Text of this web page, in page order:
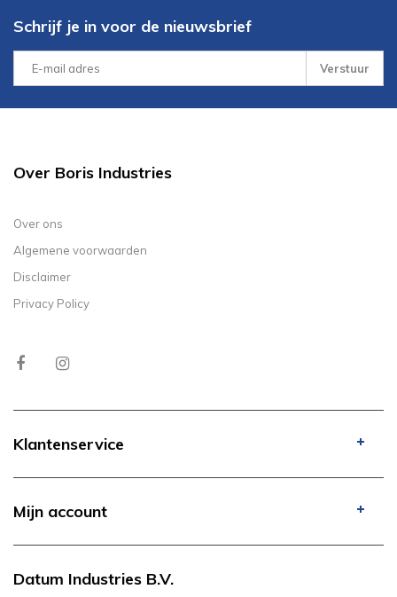
Schrijf je in voor de nieuwsbrief
Verstuur
Over Boris Industries
Over ons
Algemene voorwaarden
Disclaimer
Privacy Policy
Klantenservice
Mijn account
Datum Industries B.V.